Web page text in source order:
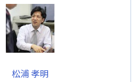
松浦 孝明